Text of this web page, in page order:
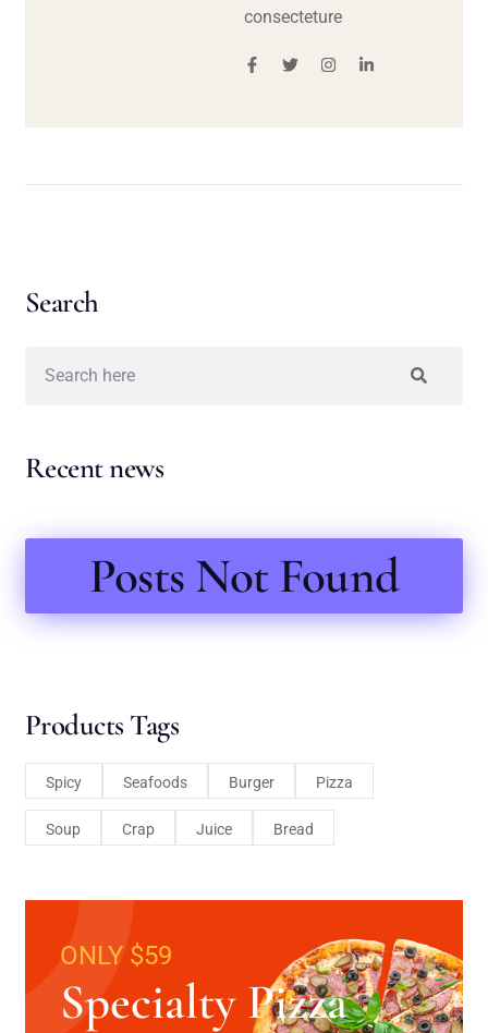
consecteture
Search
Recent news
Posts Not Found
Products Tags
Spicy Seafoods Burger Pizza
Soup Crap Juice Bread
ONLY $59
Specialty Pizza